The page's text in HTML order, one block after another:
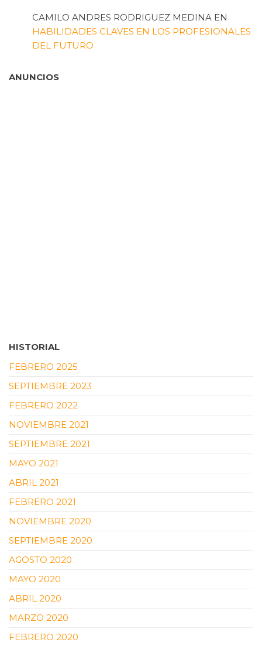
CAMILO ANDRES RODRIGUEZ MEDINA EN
HABILIDADES CLAVES EN LOS PROFESIONALES
DEL FUTURO
ANUNCIOS
HISTORIAL
FEBRERO 2025
SEPTIEMBRE 2023
FEBRERO 2022
NOVIEMBRE 2021
SEPTIEMBRE 2021
MAYO 2021
ABRIL 2021
FEBRERO 2021
NOVIEMBRE 2020
SEPTIEMBRE 2020
AGOSTO 2020
MAYO 2020
ABRIL 2020
MARZO 2020
FEBRERO 2020